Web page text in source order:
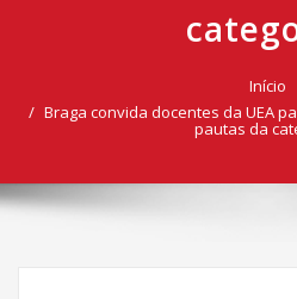
Início
Braga convida docentes da UEA
pautas da